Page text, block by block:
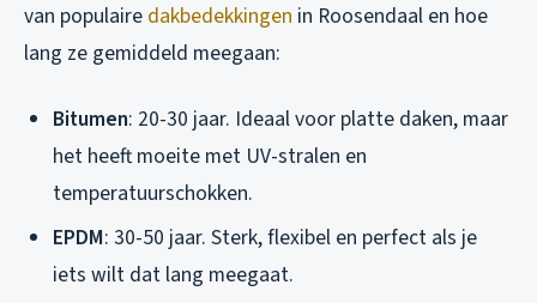
van populaire dakbedekkingen in Roosendaal en hoe
lang ze gemiddeld meegaan:
Bitumen: 20-30 jaar. Ideaal voor platte daken, maar
het heeft moeite met UV-stralen en
temperatuurschokken.
EPDM: 30-50 jaar. Sterk, flexibel en perfect als je
iets wilt dat lang meegaat.